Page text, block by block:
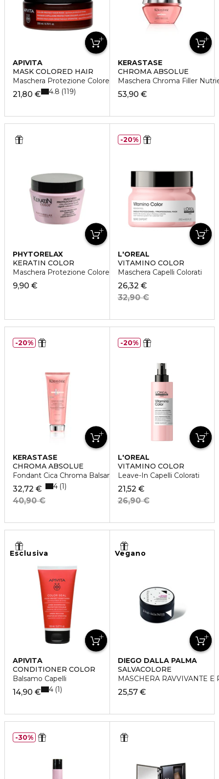
APIVITA
MASK COLORED HAIR
Maschera Protezione Colore
21,80 € 4.8 119
KERASTASE
CHROMA ABSOLUE
Maschera Chroma Filler
53,90 €
PHYTORELAX
KERATIN COLOR
Maschera Protezione Colore
9,90 €
L'OREAL
PROFESSIONNEL
VITAMINO COLOR
Maschera Capelli Colorati
26,32 €
32,90 €
20%
KERASTASE
CHROMA ABSOLUE
Fondant Cica Chroma Balsamo rinforzante
32,72 €
40,90 €
4 1
20%
L'OREAL
PROFESSIONNEL
VITAMINO COLOR
Leave-In Capelli Colorati
21,52 €
26,90 €
20%
Esclusiva
APIVITA
CONDITIONER COLOR
Balsamo Capelli
14,90 € 4 1
Vegano
DIEGO DALLA PALMA
SALVACOLORE
MASCHERA RAVVIVANTE E
25,57 €
30%